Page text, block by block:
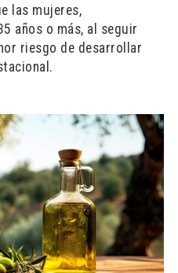
las mujeres,
años o más, al seguir
riesgo de desarrollar